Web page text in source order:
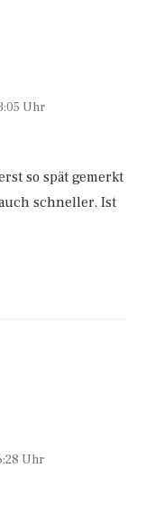
Uhr
so spät gemerkt
schneller. Ist
Uhr